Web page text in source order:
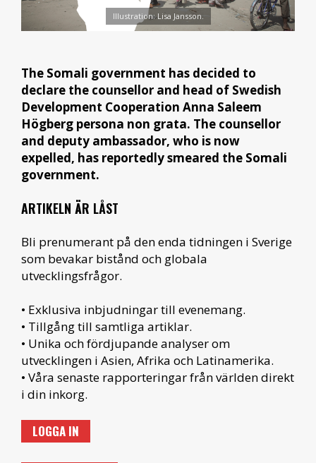
Illustration: Lisa Jansson.
The Somali government has decided to
declare the counsellor and head of Swedish
Development Cooperation Anna Saleem
Högberg persona non grata. The counsellor
and deputy ambassador, who is now
expelled, has reportedly smeared the Somali
government.
ARTIKELN ÄR LÅST
Bli prenumerant på den enda tidningen i Sverige
som bevakar bistånd och globala
utvecklingsfrågor.
• Exklusiva inbjudningar till evenemang.
• Tillgång till samtliga artiklar.
• Unika och fördjupande analyser om
utvecklingen i Asien, Afrika och Latinamerika.
• Våra senaste rapporteringar från världen direkt
i din inkorg.
LOGGA IN